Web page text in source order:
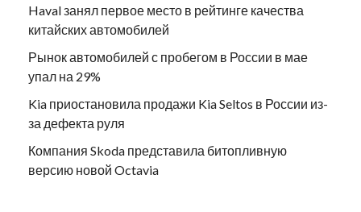
Haval занял первое место в рейтинге качества
китайских автомобилей
Рынок автомобилей с пробегом в России в мае
упал на 29%
Kia приостановила продажи Kia Seltos в России из-
за дефекта руля
Компания Skoda представила битопливную
версию новой Octavia